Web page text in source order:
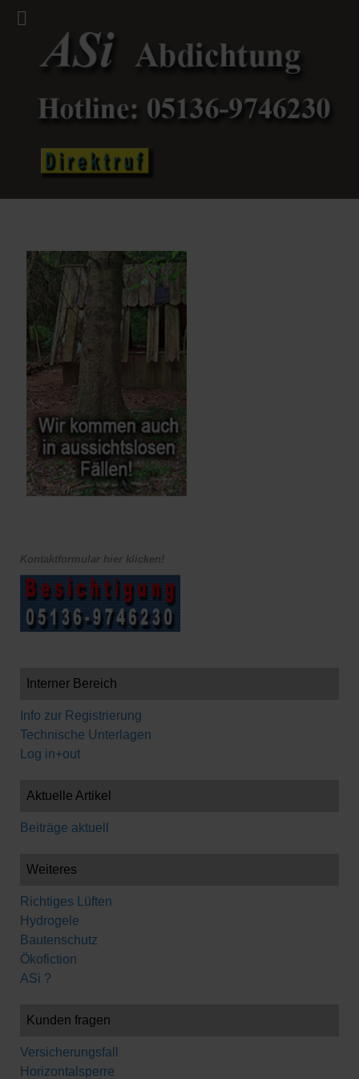
Kontaktformular hier klicken!
Interner Bereich
Info zur Registrierung
Technische Unterlagen
Log in+out
Aktuelle Artikel
Beiträge aktuell
Weiteres
Richtiges Lüften
Hydrogele
Bautenschutz
Ökofiction
ASi ?
Kunden fragen
Versicherungsfall
Horizontalsperre